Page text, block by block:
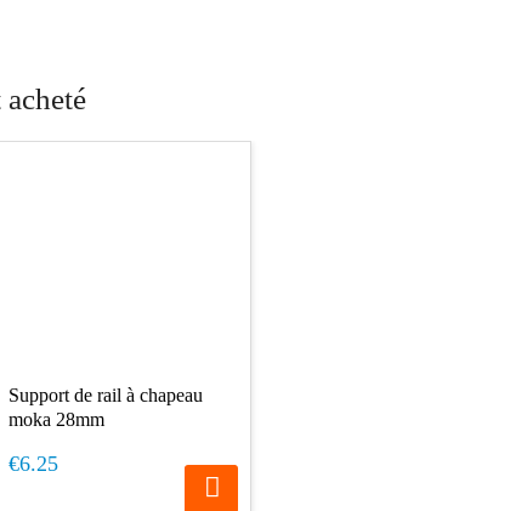
Support de rail à chapeau
moka 28mm
€6.25